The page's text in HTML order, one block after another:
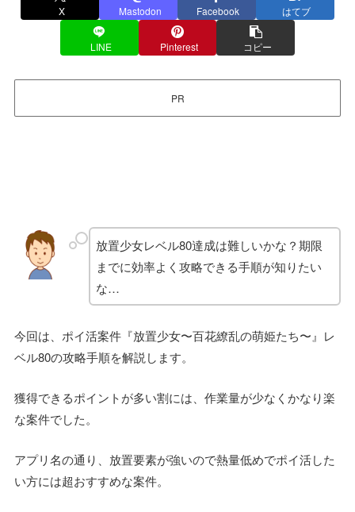
X Mastodon Facebook はてブ
LINE Pinterest コピー
PR
放置少女レベル80達成は難しいかな？期限
までに効率よく攻略できる手順が知りたい
な…
今回は、ポイ活案件『放置少女〜百花繚乱の萌姫たち〜』レ
ベル80の攻略手順を解説します。
獲得できるポイントが多い割には、作業量が少なくかなり楽
な案件でした。
アプリ名の通り、放置要素が強いので熱量低めでポイ活した
い方には超おすすめな案件。